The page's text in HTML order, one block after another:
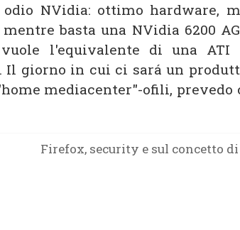
NVidia: ottimo hardware,
basta una NVidia 6200
l'equivalente di una ATI
giorno in cui ci sará un
mediacenter"-ofili, prevedo
Firefox, security e sul concetto